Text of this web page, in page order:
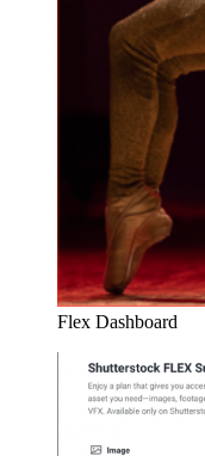
Flex Dashboard